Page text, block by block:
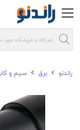
راندنو برق سیم و